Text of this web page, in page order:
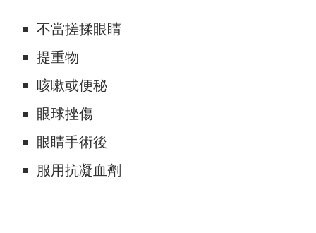
不當搓揉眼睛
提重物
咳嗽或便秘
眼球挫傷
眼睛手術後
服用抗凝血劑